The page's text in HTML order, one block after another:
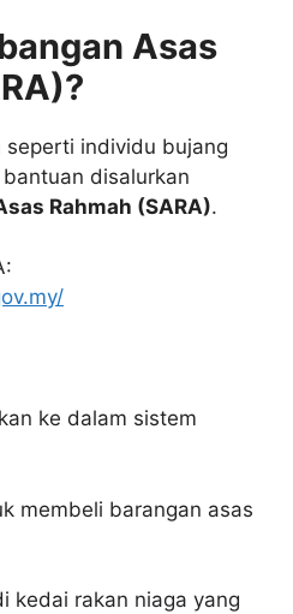
Asas
individu bujang
disalurkan
Rahmah (SARA).
ke dalam sistem
membeli barangan asas
kedai rakan niaga yang